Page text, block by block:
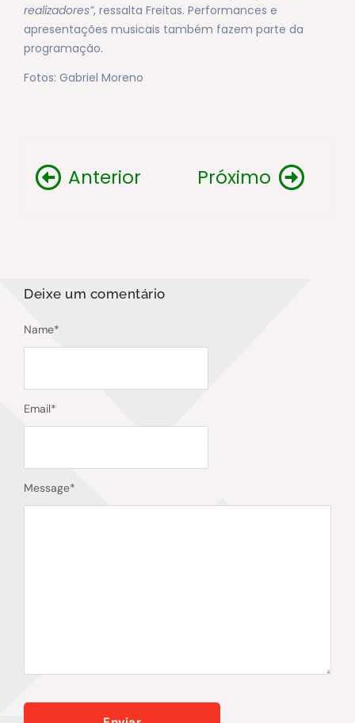
realizadores”, ressalta Freitas. Performances e
apresentações musicais também fazem parte da
programação.
Fotos: Gabriel Moreno
Anterior Próximo
Deixe um comentário
Message*
Name*
Email*